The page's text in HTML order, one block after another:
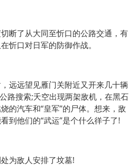
断了从大同至忻口的公路交通，有
忻口对日军的防御作战。
远远望见雁门关附近又开来几十辆
路搜索;夭空出现两架敌机，在黑石
的汽车和“皇军”的尸体。想来，敌
到他们的“武运”是个什么徉子了!
为敌人安排了坟墓!